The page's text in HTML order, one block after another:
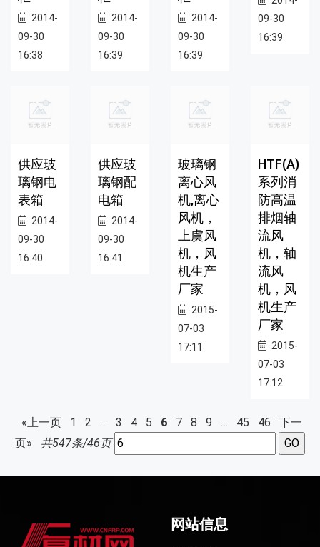
2014-
09-30
16:38
2014-
09-30
16:39
2014-
09-30
16:39
09-30
16:39
供应玻
璃钢电
表箱
2014-
09-30
16:40
供应玻
璃钢配
电箱
2014-
09-30
16:41
玻璃钢
离心风
机,离心
风机，
上虞风
机，风
机生产
厂家
2015-
07-03
17:11
HTF(A)
系列消
防高温
排烟轴
流风
机，轴
流风
机，风
机生产
厂家
2015-
07-03
17:12
«上一页 1 2 … 3 4 5 6 7 8 9 … 45 46
下一
页»
共547条/46页
网站信息